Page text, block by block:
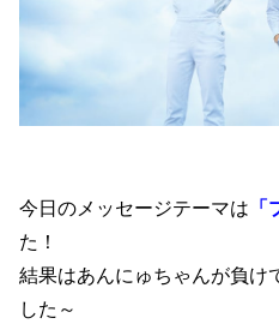
今日のメッセージテーマは
た！
結果はあんにゅちゃんが負け
した～